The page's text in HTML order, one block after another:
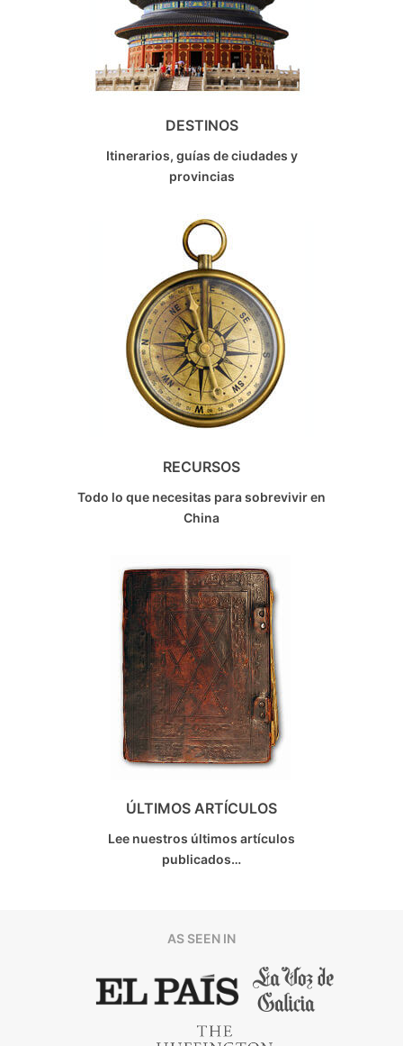
DESTINOS
Itinerarios, guías de ciudades y
provincias
RECURSOS
Todo lo que necesitas para sobrevivir en
China
ÚLTIMOS ARTÍCULOS
Lee nuestros últimos artículos
publicados…
AS SEEN IN